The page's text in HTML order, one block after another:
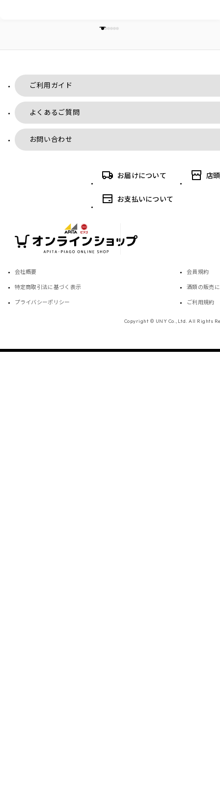
ご利用ガイド
よくあるご質問
お問い合わせ
お届けについて 店
お支払いについて
会社概要 会員規約
特定商取引法に基づく表示 酒類の販売
プライバシーポリシー ご利用規約
Copyright © UNY Co.,Ltd. All Rights